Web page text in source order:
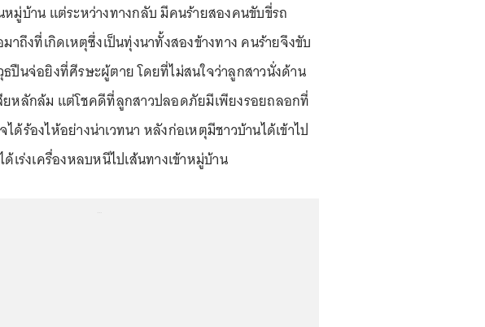
มู่บ้าน แต่ระหว่างทางกลับ มีคนร้ายสองคนขับขี่รถ
าถึงที่เกิดเหตุซึ่งเป็นทุ่งนาทั้งสองข้างทาง คนร้ายจึงขับ
ปืนจ่อยิงที่ศีรษะผู้ตาย โดยที่ไม่สนใจว่าลูกสาวนั่งด้าน
ยหลักล้ม แต่โชคดีที่ลูกสาวปลอดภัยมีเพียงรอยถลอกที่
ด้ร้องไห้อย่างน่าเวทนา หลังก่อเหตุมีชาวบ้านได้เข้าไป
เร่งเครื่องหลบหนีไปเส้นทางเข้าหมู่บ้าน